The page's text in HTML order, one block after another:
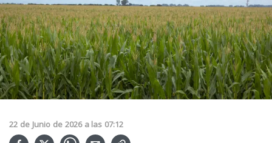
22 de Junio de 2026 a las 07:12